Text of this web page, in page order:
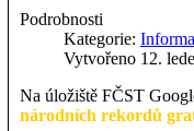
Podrobnosti
Kategorie:
Vytvořeno 12.
Na úložiště FČST
národních rekordů